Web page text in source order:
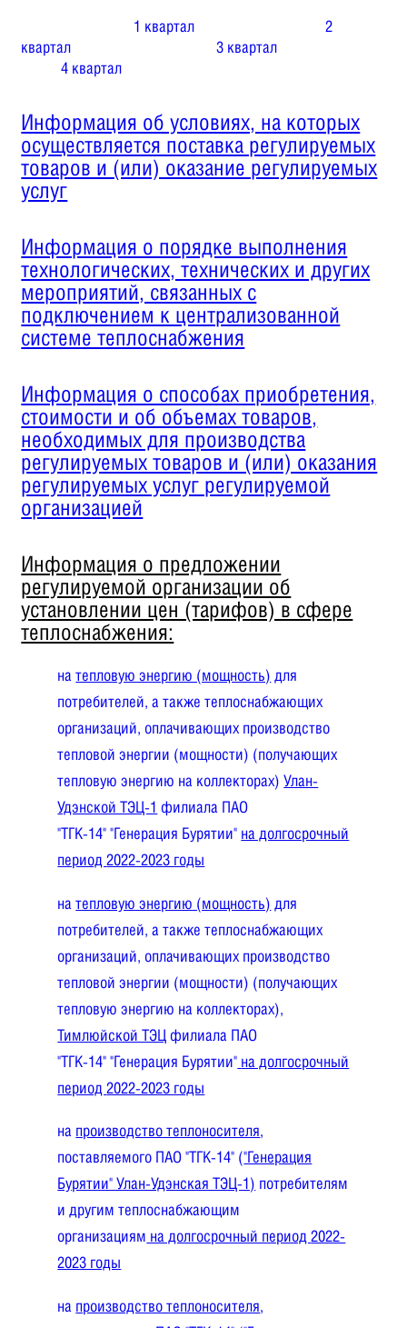
1 квартал
2
квартал
3 квартал
4 квартал
Информация об условиях, на которых
осуществляется поставка регулируемых
товаров и (или) оказание регулируемых
услуг
Информация о порядке выполнения
технологических, технических и других
мероприятий, связанных с
подключением к централизованной
системе теплоснабжения
Информация о способах приобретения,
стоимости и об объемах товаров,
необходимых для производства
регулируемых товаров и (или) оказания
регулируемых услуг регулируемой
организацией
Информация о предложении
регулируемой организации об
установлении цен (тарифов) в сфере
теплоснабжения:
натепловую энергию (мощность) для
потребителей, а также теплоснабжающих
организаций, оплачивающих производство
тепловой энергии (мощности) (получающих
тепловую энергию на коллекторах)Улан-
Удэнской ТЭЦ-1 филиала ПАО
"ТГК-14" "Генерация Бурятии" на долгосрочный
период2022-2023 годы
натепловую энергию (мощность) для
потребителей, а также теплоснабжающих
организаций, оплачивающих производство
тепловой энергии (мощности) (получающих
тепловую энергию на коллекторах),
Тимлюйской ТЭЦфилиала ПАО
"ТГК-14" "Генерация Бурятии" на долгосрочный
период2022-2023 годы
на производство теплоносителя,
поставляемого ПАО "ТГК-14" ("Генерация
Бурятии" Улан-Удэнская ТЭЦ-1) потребителям
и другим теплоснабжающим
организациям на долгосрочный период2022-
2023 годы
на производство теплоносителя,